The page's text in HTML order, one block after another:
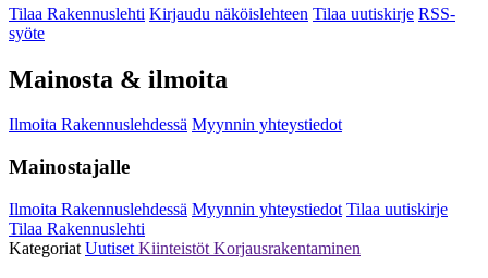
Tilaa Rakennuslehti Kirjaudu näköislehteen Tilaa uutiskirje RSS-
syöte
Mainosta & ilmoita
Ilmoita Rakennuslehdessä Myynnin yhteystiedot
Mainostajalle
Ilmoita Rakennuslehdessä Myynnin yhteystiedot Tilaa uutiskirje
Tilaa Rakennuslehti
Kategoriat Uutiset Kiinteistöt Korjausrakentaminen